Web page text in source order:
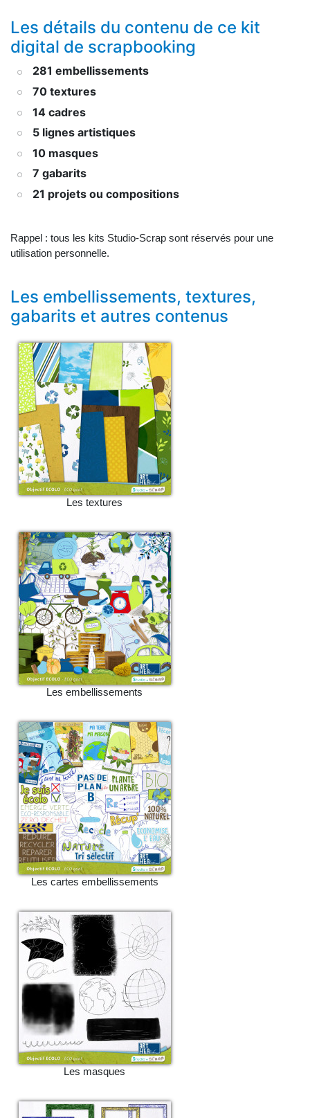
Les détails du contenu de ce kit
digital de scrapbooking
281 embellissements
70 textures
14 cadres
5 lignes artistiques
10 masques
7 gabarits
21 projets ou compositions
Rappel : tous les kits Studio-Scrap sont réservés pour une
utilisation personnelle.
Les embellissements, textures,
gabarits et autres contenus
Les textures
Les embellissements
Les cartes embellissements
Les masques